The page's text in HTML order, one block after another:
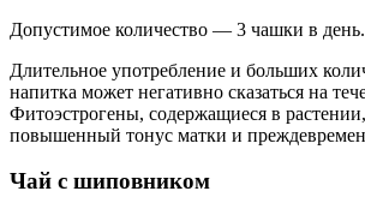
Допустимое количество — 3 чашки в день.
Длительное употребление и больших
напитка может негативно сказаться на
Фитоэстрогены, содержащиеся в
повышенный тонус матки и
Чай с шиповником